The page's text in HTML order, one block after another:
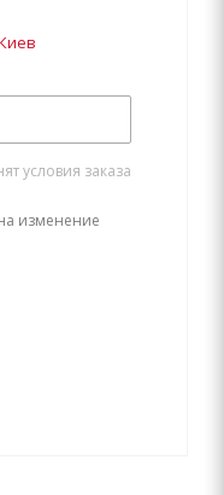
условия заказа
изменение